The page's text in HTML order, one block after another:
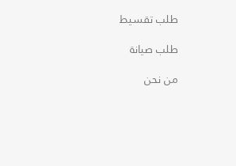
طلب تقسيط
طلب صيانة
من نحن